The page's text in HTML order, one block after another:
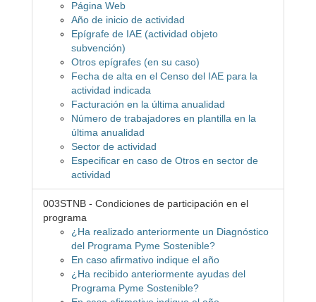
Página Web
Año de inicio de actividad
Epígrafe de IAE (actividad objeto
subvención)
Otros epígrafes (en su caso)
Fecha de alta en el Censo del IAE para la
actividad indicada
Facturación en la última anualidad
Número de trabajadores en plantilla en la
última anualidad
Sector de actividad
Especificar en caso de Otros en sector de
actividad
003STNB - Condiciones de participación en el
programa
¿Ha realizado anteriormente un Diagnóstico
del Programa Pyme Sostenible?
En caso afirmativo indique el año
¿Ha recibido anteriormente ayudas del
Programa Pyme Sostenible?